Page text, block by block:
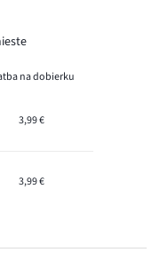
na dobierku
3,99 €
3,99 €